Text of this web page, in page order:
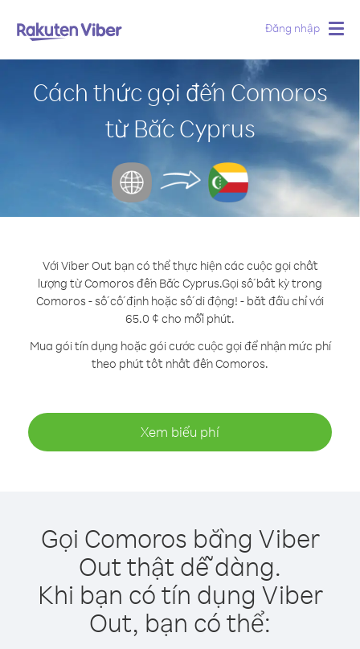
Đăng nhập
Cách thức gọi đến Comoros
từ Bắc Cyprus
Với Viber Out bạn có thể thực hiện các cuộc gọi chất
lượng từ Comoros đến Bắc Cyprus.Gọi số bất kỳ trong
Comoros - số cố định hoặc số di động! - bắt đầu chỉ với
65.0 ¢ cho mỗi phút.
Mua gói tín dụng hoặc gói cước cuộc gọi để nhận mức phí
theo phút tốt nhất đến Comoros.
Xem biểu phí
Gọi Comoros bằng Viber
Out thật dễ dàng.
Khi bạn có tín dụng Viber
Out, bạn có thể: